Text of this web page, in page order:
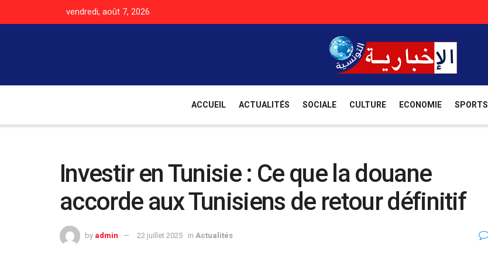
vendredi, août 7, 2026
ACCUEIL ACTUALITÉS SOCIALE CULTURE ECONOMIE SPORTS
Investir en Tunisie : Ce que la douane
accorde aux Tunisiens de retour définitif
by admin 22 juillet 2025 in Actualités